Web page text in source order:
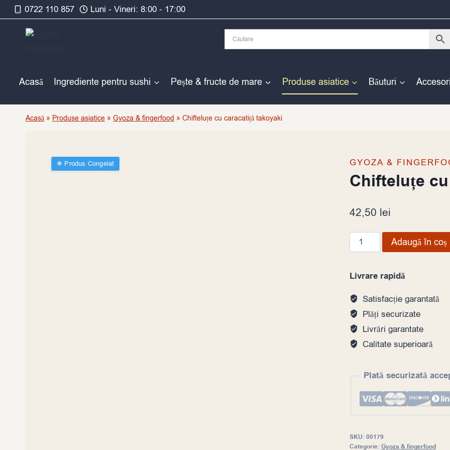
Skip
to
content
0722 110 857 Luni - Vineri: 8:00 - 17:00
Acasă Ingrediente pentru sushi Pește & fructe de mare Produse asiatice Băuturi
Acasă » Produse asiatice » Gyoza & fingerfood » Chifteluțe cu caracatiță takoyaki
❄︎ Produs Congelat GYOZA &
Chifteluțe
42,50 lei
Cantitate
Chifteluțe
caracatiță
takoyaki
Adaugă în coș
Livrare rapidă
Satisfacție garantată
Plăți securizate
Livrări garantate
Calitate superioară
Plată securizată
SKU: 00179
Categorie: Gyoza & fingerfood